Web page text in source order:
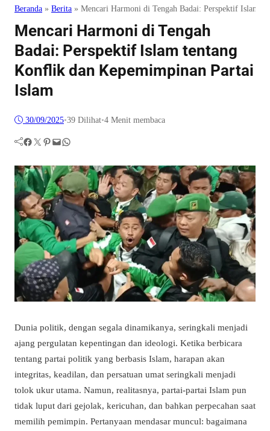
Beranda » Berita » Mencari Harmoni di Tengah Badai: Perspektif Islam
Mencari Harmoni di Tengah
Badai: Perspektif Islam tentang
Konflik dan Kepemimpinan Partai
Islam
30/09/2025•39 Dilihat•4 Menit membaca
Facebook Twitter Pinterest Mail WhatsApp
Dunia politik, dengan segala dinamikanya, seringkali menjadi
ajang pergulatan kepentingan dan ideologi. Ketika berbicara
tentang partai politik yang berbasis Islam, harapan akan
integritas, keadilan, dan persatuan umat seringkali menjadi
tolok ukur utama. Namun, realitasnya, partai-partai Islam pun
tidak luput dari gejolak, kericuhan, dan bahkan perpecahan saat
memilih pemimpin. Pertanyaan mendasar muncul: bagaimana